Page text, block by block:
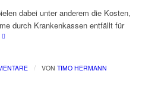
dabei unter anderem die Kosten,
durch Krankenkassen entfällt für
/ VON TIMO HERMANN